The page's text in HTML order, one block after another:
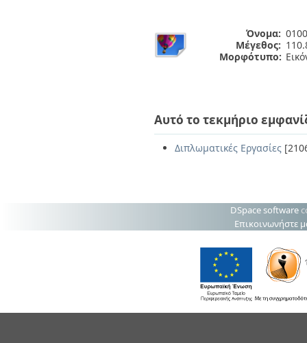
Όνομα:
Μέγεθος:
Μορφότυπο:
Αυτό το τεκμήριο
Διπλωματικές Εργασίες
DSpace software
Επικοινωνήστε